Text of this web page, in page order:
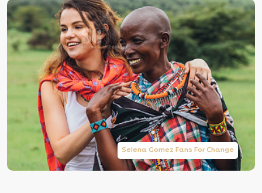
Selena Gomez Fans For Change